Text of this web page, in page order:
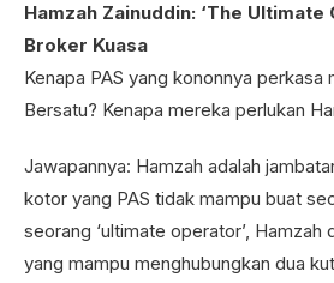
Hamzah Zainuddin: ‘The Ultimate
Broker Kuasa
Kenapa PAS yang kononnya perkasa
Bersatu? Kenapa mereka perlukan
Jawapannya: Hamzah adalah
kotor yang PAS tidak mampu buat
seorang ‘ultimate operator’, Hamzah
yang mampu menghubungkan dua